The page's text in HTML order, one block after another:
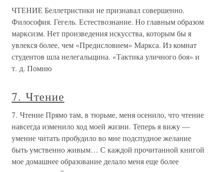
ЧТЕНИЕ Беллетристики не признавал совершенно.
Философия. Гегель. Естествознание. Но главным образом
марксизм. Нет произведения искусства, которым бы я
увлекся более, чем «Предисловием» Маркса. Из комнат
студентов шла нелегальщина. «Тактика уличного боя» и
т. д. Помню
7. Чтение
7. Чтение Прямо там, в тюрьме, меня осенило, что чтение
навсегда изменило ход моей жизни. Теперь я вижу —
умение читать пробудило во мне подспудное желание
быть умственно живым… С каждой прочитанной книгой
мое домашнее образование делало меня еще более